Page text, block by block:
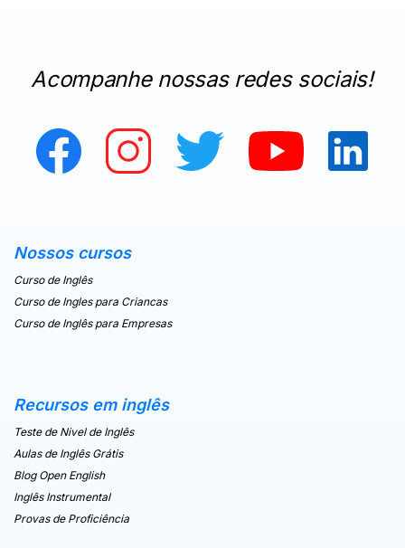
Acompanhe nossas redes sociais!
Nossos cursos
Curso de Inglês
Curso de Ingles para Criancas
Curso de Inglês para Empresas
Recursos em inglês
Teste de Nivel de Inglês
Aulas de Inglês Grátis
Blog Open English
Inglês Instrumental
Provas de Proficiência